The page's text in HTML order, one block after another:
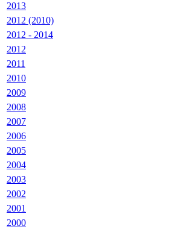
2013
2012 (2010)
2012 - 2014
2012
2011
2010
2009
2008
2007
2006
2005
2004
2003
2002
2001
2000